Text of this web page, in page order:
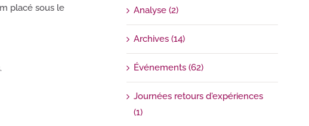
placé sous le
Analyse (2)
Archives (14)
Événements (62)
Journées retours d'expériences
(1)